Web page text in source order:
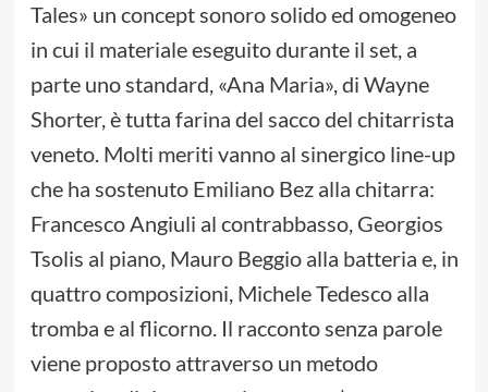
Tales» un concept sonoro solido ed omogeneo
in cui il materiale eseguito durante il set, a
parte uno standard, «Ana Maria», di Wayne
Shorter, è tutta farina del sacco del chitarrista
veneto. Molti meriti vanno al sinergico line-up
che ha sostenuto Emiliano Bez alla chitarra:
Francesco Angiuli al contrabbasso, Georgios
Tsolis al piano, Mauro Beggio alla batteria e, in
quattro composizioni, Michele Tedesco alla
tromba e al flicorno. Il racconto senza parole
viene proposto attraverso un metodo